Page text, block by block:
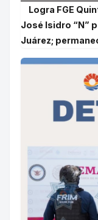
Logra FGE
José Isidro “N”
Juárez;